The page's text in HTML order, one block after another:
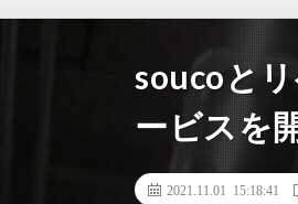
soucoと
ービスを
2021.11.01 15:18:41